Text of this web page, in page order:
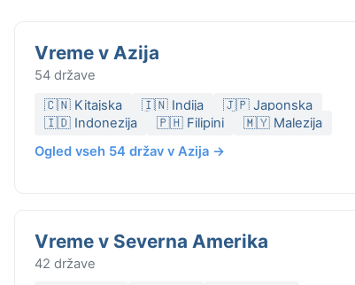
Vreme v Azija
54 države
🇨🇳 Kitajska
🇮🇳 Indija
🇯🇵 Japonska
🇮🇩 Indonezija
🇵🇭 Filipini
🇲🇾 Malezija
Ogled vseh 54 držav v Azija →
Vreme v Severna Amerika
42 države